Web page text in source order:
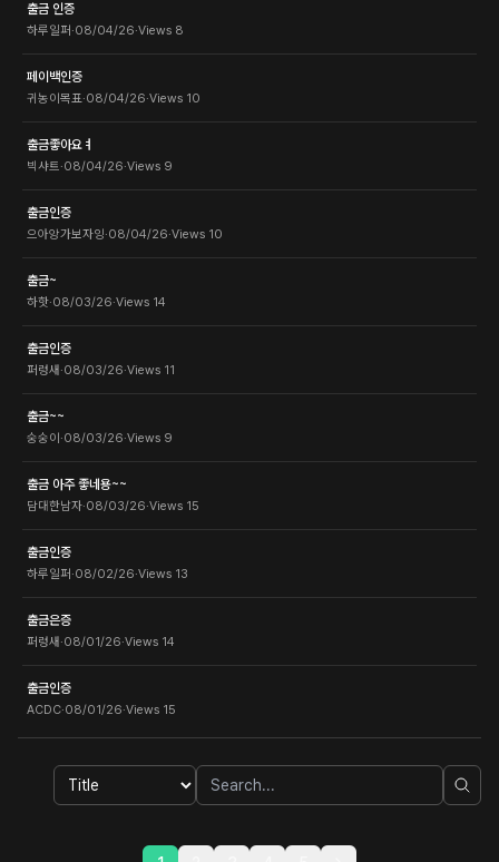
출금 인증
하루일퍼·08/04/26·Views 8
페이백인증
귀농이목표·08/04/26·Views 10
출금좋아요ㅕ
빅샤트·08/04/26·Views 9
출금인증
으아앙가보자잉·08/04/26·Views 10
출금~
하핫·08/03/26·Views 14
출금인증
퍼렁새 ·08/03/26·Views 11
출금~~
숭숭이·08/03/26·Views 9
출금 아주 좋네용~~
담대한남자·08/03/26·Views 15
출금인증
하루일퍼·08/02/26·Views 13
출금은증
퍼렁새 ·08/01/26·Views 14
출금인증
ACDC·08/01/26·Views 15